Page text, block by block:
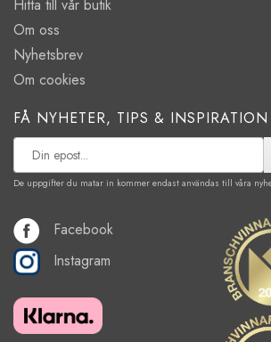
Hitta till vår butik
Om oss
Nyhetsbrev
Om cookies
FÅ NYHETER, TIPS & INSPIRATION
De uppgifter du matar in kommer endast användas till våra
Facebook
Instagram